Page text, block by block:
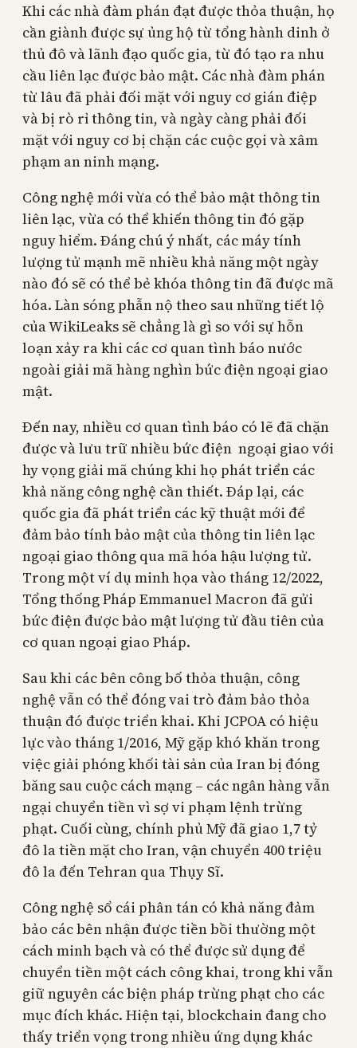
Khi các nhà đàm phán đạt được thỏa thuận, họ
cần giành được sự ủng hộ từ tổng hành dinh ở
thủ đô và lãnh đạo quốc gia, từ đó tạo ra nhu
cầu liên lạc được bảo mật. Các nhà đàm phán
từ lâu đã phải đối mặt với nguy cơ gián điệp
và bị rò rỉ thông tin, và ngày càng phải đối
mặt với nguy cơ bị chặn các cuộc gọi và xâm
phạm an ninh mạng.
Công nghệ mới vừa có thể bảo mật thông tin
liên lạc, vừa có thể khiến thông tin đó gặp
nguy hiểm. Đáng chú ý nhất, các máy tính
lượng tử mạnh mẽ nhiều khả năng một ngày
nào đó sẽ có thể bẻ khóa thông tin đã được mã
hóa. Làn sóng phẫn nộ theo sau những tiết lộ
của WikiLeaks sẽ chẳng là gì so với sự hỗn
loạn xảy ra khi các cơ quan tình báo nước
ngoài giải mã hàng nghìn bức điện ngoại giao
mật.
Đến nay, nhiều cơ quan tình báo có lẽ đã chặn
được và lưu trữ nhiều bức điện ngoại giao với
hy vọng giải mã chúng khi họ phát triển các
khả năng công nghệ cần thiết. Đáp lại, các
quốc gia đã phát triển các kỹ thuật mới để
đảm bảo tính bảo mật của thông tin liên lạc
ngoại giao thông qua mã hóa hậu lượng tử.
Trong một ví dụ minh họa vào tháng 12/2022,
Tổng thống Pháp Emmanuel Macron đã gửi
bức điện được bảo mật lượng tử đầu tiên của
cơ quan ngoại giao Pháp.
Sau khi các bên công bố thỏa thuận, công
nghệ vẫn có thể đóng vai trò đảm bảo thỏa
thuận đó được triển khai. Khi JCPOA có hiệu
lực vào tháng 1/2016, Mỹ gặp khó khăn trong
việc giải phóng khối tài sản của Iran bị đóng
băng sau cuộc cách mạng – các ngân hàng vẫn
ngại chuyển tiền vì sợ vi phạm lệnh trừng
phạt. Cuối cùng, chính phủ Mỹ đã giao 1,7 tỷ
đô la tiền mặt cho Iran, vận chuyển 400 triệu
đô la đến Tehran qua Thụy Sĩ.
Công nghệ sổ cái phân tán có khả năng đảm
bảo các bên nhận được tiền bồi thường một
cách minh bạch và có thể được sử dụng để
chuyển tiền một cách công khai, trong khi vẫn
giữ nguyên các biện pháp trừng phạt cho các
mục đích khác. Hiện tại, blockchain đang cho
thấy triển vọng trong nhiều ứng dụng khác